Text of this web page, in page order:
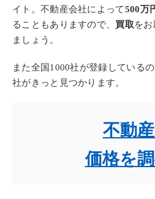
イト。不動産会社によって500万
ることもありますので、 買取を
ましょう。
また全国1000社が登録している
社がきっと見つかります。
不動
価格を